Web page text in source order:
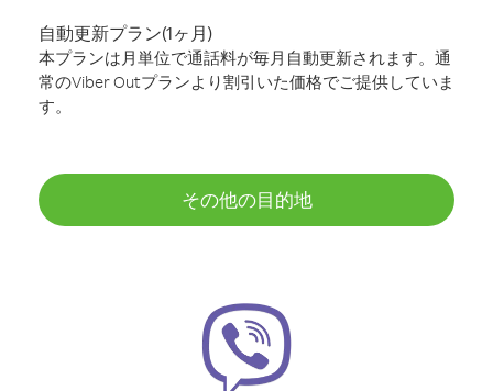
自動更新プラン(1ヶ月)
本プランは月単位で通話料が毎月自動更新されます。通
常のViber Outプランより割引いた価格でご提供していま
す。
その他の目的地